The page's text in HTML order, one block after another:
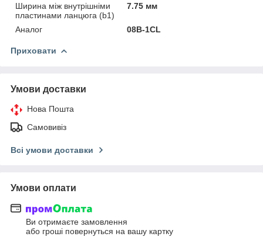
Ширина між внутрішніми
пластинами ланцюга (b1)
7.75 мм
Аналог 08B-1CL
Приховати
Умови доставки
Нова Пошта
Самовивіз
Всі умови доставки
Умови оплати
Ви отримаєте замовлення
або гроші повернуться на вашу картку